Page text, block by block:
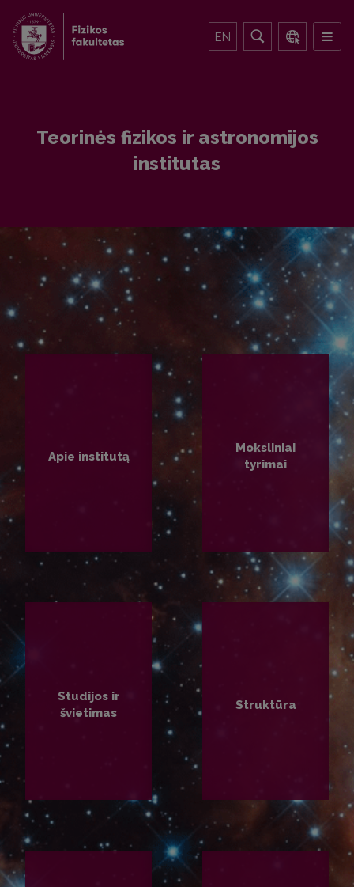
EN
Teorinės fizikos ir astronomijos
institutas
Apie institutą
Moksliniai
tyrimai
Studijos ir
švietimas
Struktūra